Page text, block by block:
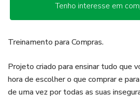
Tenho interesse em
Treinamento para Compras.
Projeto criado para ensinar tudo que
hora de escolher o que comprar e
de uma vez por todas as suas